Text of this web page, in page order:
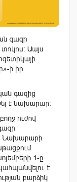
գազի
Աայս
ի իր
գազից
է նախարար:
ուժով
Նախարարի
1-ը
է
բարձիկ